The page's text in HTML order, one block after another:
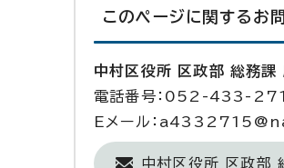
このページに関する お
中村区役所 区政部 総務課
電話番号：052-433-
Eメール：
中村区役所 区政部